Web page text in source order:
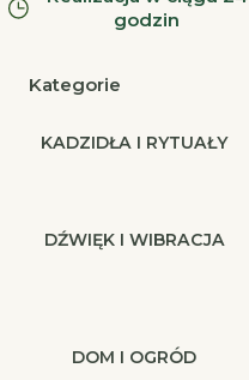
godzin
Kategorie
KADZIDŁA I RYTUAŁY
DŹWIĘK I WIBRACJA
DOM I OGRÓD